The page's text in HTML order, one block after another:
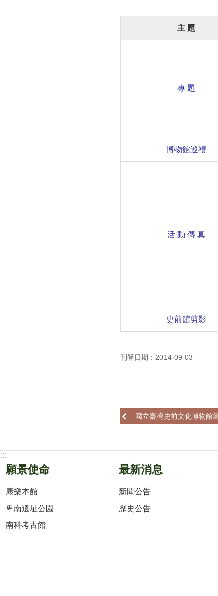
主 題
專 題
博物館巡禮
活 動 傳 真
史前館剪影
刊登日期：2014-09-03
國立臺灣史前文化博物館
:::
願景使命
康樂本館
卑南遺址公園
南科考古館
最新消息
新聞公告
歷史公告